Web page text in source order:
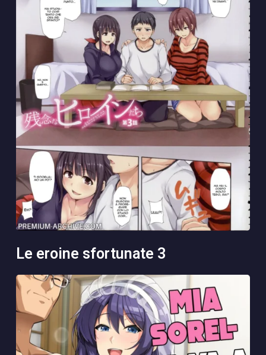
le eroine sfortunate 3